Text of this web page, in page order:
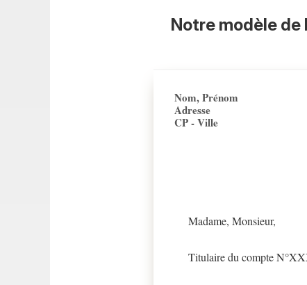
Notre modèle
Nom, Prénom
Adresse
CP - Ville
Madame, Monsieur,
Titulaire du compte